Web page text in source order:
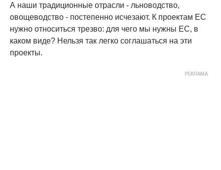
А наши традиционные отрасли - льноводство,
овощеводство - постепенно исчезают. К проектам ЕС
нужно относиться трезво: для чего мы нужны ЕС, в
каком виде? Нельзя так легко соглашаться на эти
проекты.